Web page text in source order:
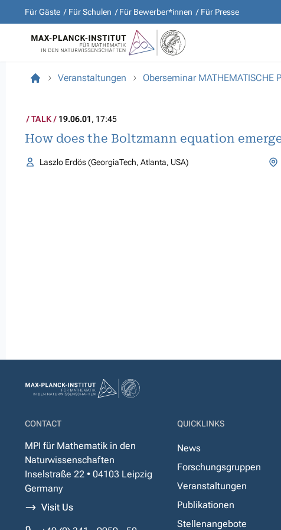
Für Gäste Für Schulen Für Bewerber*innen Für Presse
Veranstaltungen Oberseminar MATHEMATISCHE
TALK 19.06.01, 17:45
How does the Boltzmann equation
Laszlo Erdös (GeorgiaTech, Atlanta, USA)
CONTACT
MPI für Mathematik in den
Naturwissenschaften
Inselstraße 22 • 04103 Leipzig
Germany
Visit Us
QUICKLINKS
News
Forschungsgruppen
Veranstaltungen
Publikationen
Stellenangebote